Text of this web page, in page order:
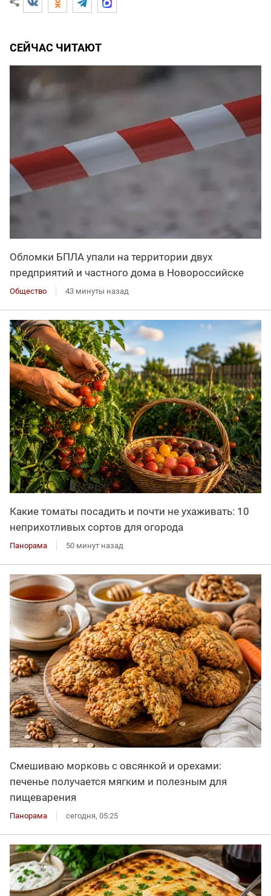
СЕЙЧАС ЧИТАЮТ
Обломки БПЛА упали на территории двух
предприятий и частного дома в Новороссийске
Общество 43 минуты назад
Какие томаты посадить и почти не ухаживать: 10
неприхотливых сортов для огорода
Панорама 50 минут назад
Смешиваю морковь с овсянкой и орехами:
печенье получается мягким и полезным для
пищеварения
Панорама сегодня, 05:25